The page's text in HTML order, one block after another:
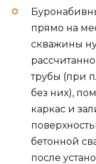
прямо на
скважины
трубы (при
без них),
каркас и
бетонной
после